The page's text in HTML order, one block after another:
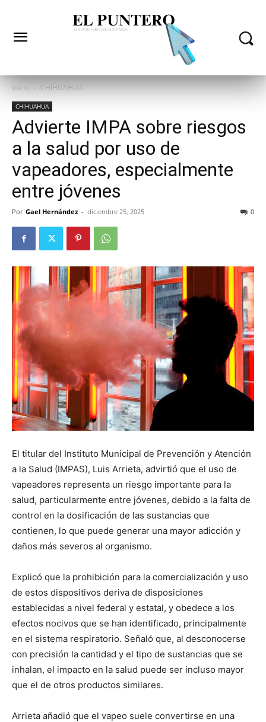
Inicio CHIHUAHUA
CHIHUAHUA
Advierte IMPA sobre riesgos
a la salud por uso de
vapeadores, especialmente
entre jóvenes
Por Gael Hernández - diciembre 25, 2025 0
El titular del Instituto Municipal de Prevención y Atención
a la Salud (IMPAS), Luis Arrieta, advirtió que el uso de
vapeadores representa un riesgo importante para la
salud, particularmente entre jóvenes, debido a la falta de
control en la dosificación de las sustancias que
contienen, lo que puede generar una mayor adicción y
daños más severos al organismo.
Explicó que la prohibición para la comercialización y uso
de estos dispositivos deriva de disposiciones
establecidas a nivel federal y estatal, y obedece a los
efectos nocivos que se han identificado, principalmente
en el sistema respiratorio. Señaló que, al desconocerse
con precisión la cantidad y el tipo de sustancias que se
inhalan, el impacto en la salud puede ser incluso mayor
que el de otros productos similares.
Arrieta añadió que el vapeo suele convertirse en una